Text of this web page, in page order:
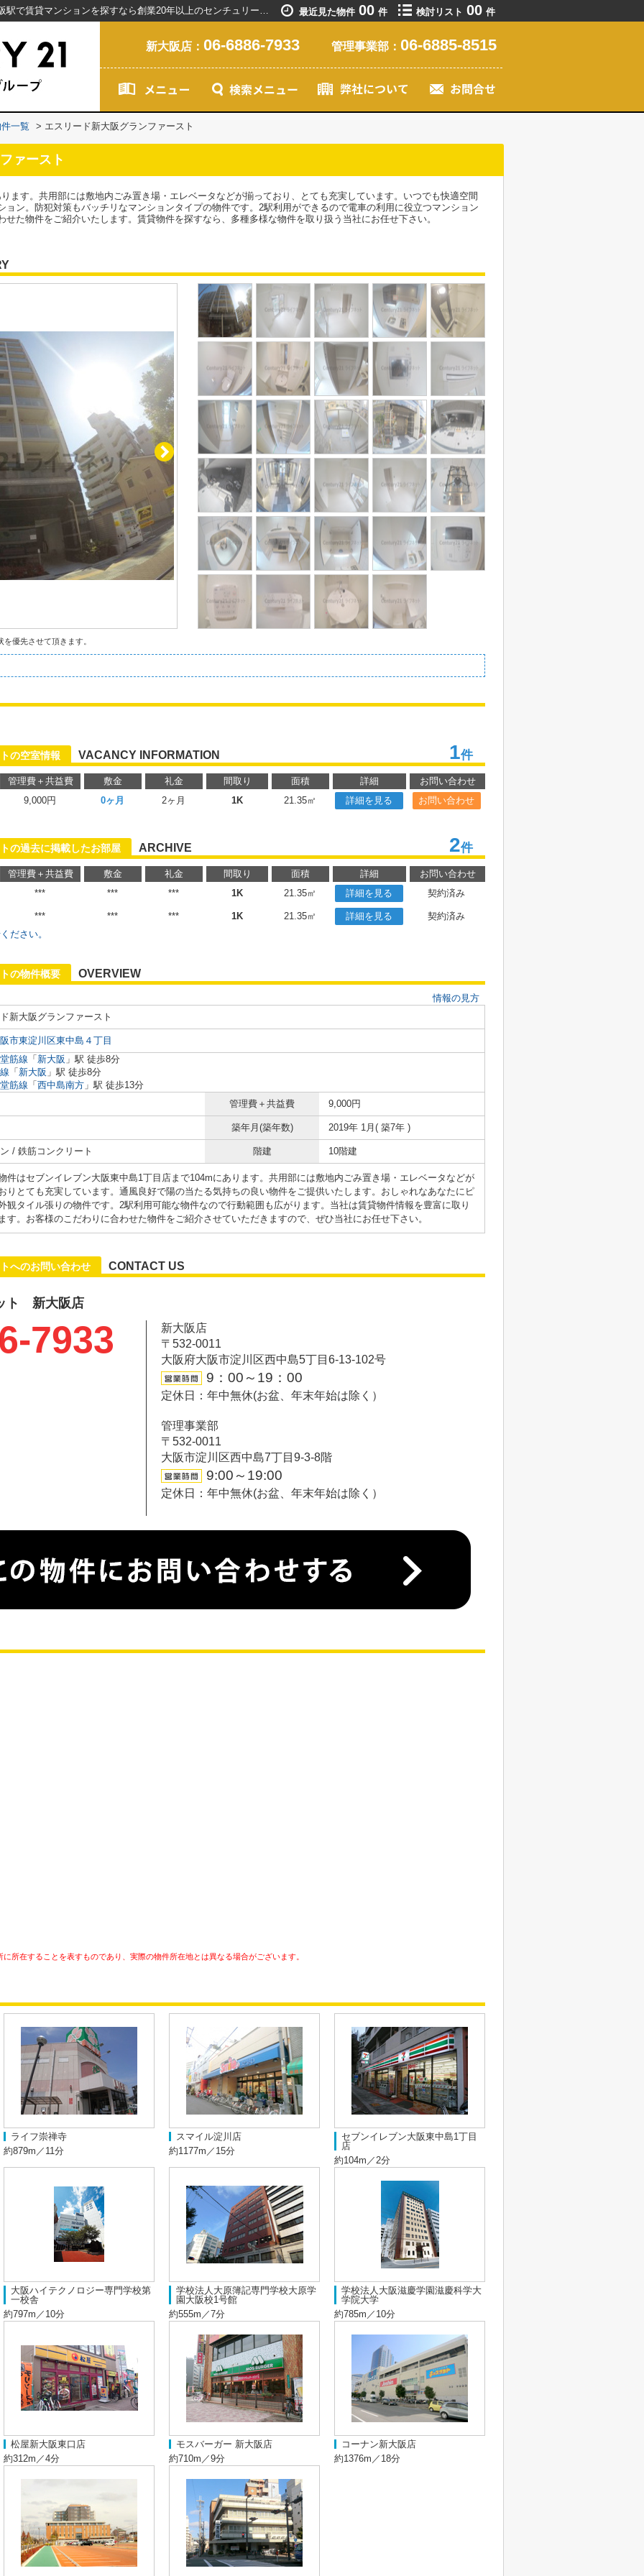
エスリード新大阪グランファースト／新大阪駅で賃貸マンションを探すなら創業20年以上のセンチュリー21ライフネット・ライブグループ 最近見た物件 00 件 検討リスト 00 件
新大阪店： 06-6886-7933 管理事業部： 06-6885-8515
一覧 > エスリード新大阪グランファースト
ァースト
ます。共用部には敷地内ごみ置き場・エレベータなどが揃っており、とても充実しています。いつでも快適空間
ョン。防犯対策もバッチリなマンションタイプの物件です。2駅利用ができるので電車の利用に役立つマンション
た物件をご紹介いたします。賃貸物件を探すなら、多種多様な物件を取り扱う当社にお任せ下さい。
優先させて頂きます。
の空室情報 VACANCY INFORMATION 1件
管理費＋共益費 敷金 礼金 間取り 面積 詳細
お問い合わせ
9,000円 0ヶ月 2ヶ月 1K 21.35㎡ 詳細を見る お問い合わせ
の過去に掲載したお部屋 ARCHIVE 2件
管理費＋共益費 敷金 礼金 間取り 面積 詳細
お問い合わせ
*** *** *** 1K 21.35㎡ 詳細を見る 契約済み
*** *** *** 1K 21.35㎡ 詳細を見る
契約済み
ださい。
の物件概要 OVERVIEW
情報の見方
新大阪グランファースト
市東淀川区東中島４丁目
筋線 「 新大阪 」駅 徒歩8分
「 新大阪 」駅 徒歩8分
筋線 「 西中島南方 」駅 徒歩13分
管理費＋共益費 9,000円
築年月(築年数) 2019年 1月( 築7年 )
/ 鉄筋コンクリート 階建 10階建
件はセブンイレブン大阪東中島1丁目店まで104mにあります。共用部には敷地内ごみ置き場・エレベータなどが
りとても充実しています。通風良好で陽の当たる気持ちの良い物件をご提供いたします。おしゃれなあなたにピ
観タイル張りの物件です。2駅利用可能な物件なので行動範囲も広がります。当社は賃貸物件情報を豊富に取り
す。お客様のこだわりに合わせた物件をご紹介させていただきますので、ぜひ当社にお任せ下さい。
へのお問い合わせ CONTACT US
ト 新大阪店
7933
新大阪店
〒532-0011
大阪府大阪市淀川区西中島5丁目6-13-102号
9：00～19：00
定休日：年中無休(お盆、年末年始は除く）
管理事業部
〒532-0011
大阪市淀川区西中島7丁目9-3-8階
9:00～19:00
定休日：年中無休(お盆、年末年始は除く）
所在することを表すものであり、実際の物件所在地とは異なる場合がございます。
ライフ崇禅寺
約879m／11分
スマイル淀川店
約1177m／15分
セブンイレブン大阪東中島1丁目
店
約104m／2分
大阪ハイテクノロジー専門学校第
一校舎
約797m／10分
学校法人大原簿記専門学校大原学
園大阪校1号館
約555m／7分
学校法人大阪滋慶学園滋慶科学大
学院大学
約785m／10分
松屋新大阪東口店
約312m／4分
モスバーガー 新大阪店
約710m／9分
コーナン新大阪店
約1376m／18分